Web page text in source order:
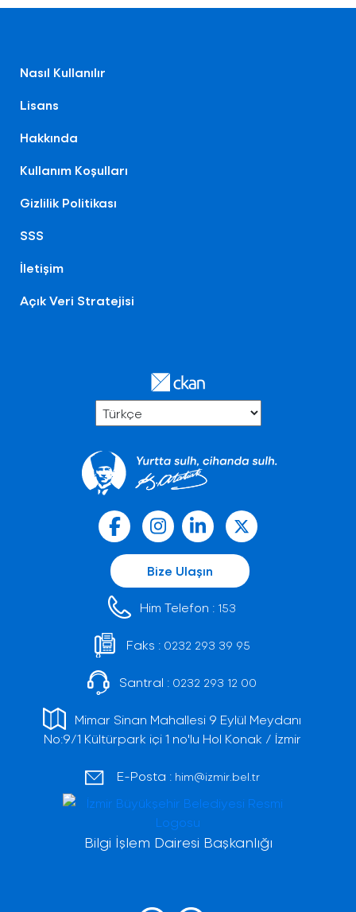
Nasıl Kullanılır
Lisans
Hakkında
Kullanım Koşulları
Gizlilik Politikası
SSS
İletişim
Açık Veri Stratejisi
Bize Ulaşın
Him Telefon : 153
Faks : 0232 293 39 95
Santral : 0232 293 12 00
Mimar Sinan Mahallesi 9 Eylül Meydanı
No:9/1 Kültürpark içi 1 no'lu Hol Konak / İzmir
E-Posta : him@izmir.bel.tr
Bilgi İşlem Dairesi Başkanlığı